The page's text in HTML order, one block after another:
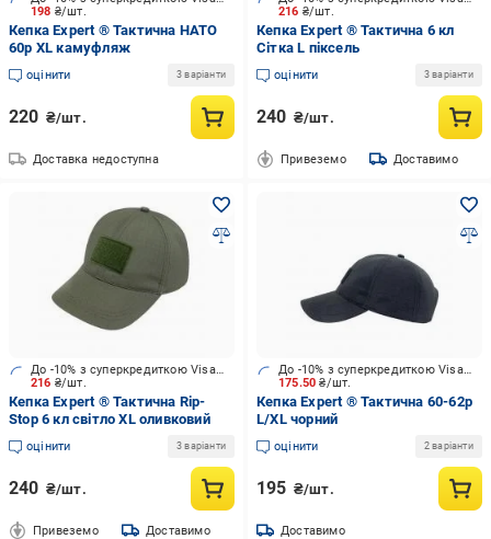
198 ₴/шт.
Кепка Expert ® Тактична НАТО
60р XL камуфляж
оцінити 3 варіанти
220 ₴/шт.
Доставка недоступна
216 ₴/шт.
Кепка Expert ® Тактична 6 кл
Сітка L піксель
оцінити 3 варіанти
240 ₴/шт.
Привеземо Доставимо
216 ₴/шт.
До -10% з суперкредиткою Visa Вигода
Кепка Expert ® Тактична Rip-
Stop 6 кл світло XL оливковий
оцінити 3 варіанти
240 ₴/шт.
Привеземо Доставимо
175.50₴/шт.
До -10% з суперкредиткою Visa Вигода
Кепка Expert ® Тактична 60-62р
L/XL чорний
оцінити 2 варіанти
195 ₴/шт.
Доставимо